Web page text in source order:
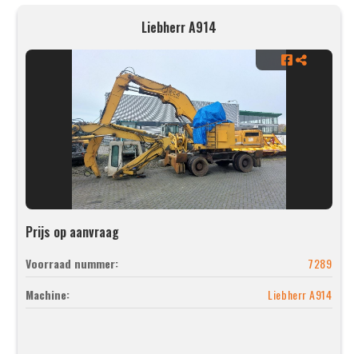
Liebherr A914
Prijs op aanvraag
Voorraad nummer:
7289
Machine:
Liebherr A914